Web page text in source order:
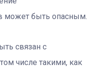
может быть опасным.
связан с
числе такими, как